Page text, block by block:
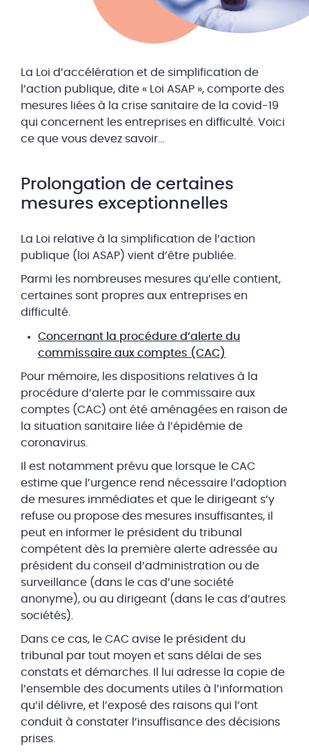
La Loi d’accélération et de simplification de
l’action publique, dite « Loi ASAP », comporte des
mesures liées à la crise sanitaire de la covid-19
qui concernent les entreprises en difficulté. Voici
ce que vous devez savoir…
Prolongation de certaines
mesures exceptionnelles
La Loi relative à la simplification de l’action
publique (loi ASAP) vient d’être publiée.
Parmi les nombreuses mesures qu’elle contient,
certaines sont propres aux entreprises en
difficulté.
Concernant la procédure d’alerte du
commissaire aux comptes (CAC)
Pour mémoire, les dispositions relatives à la
procédure d’alerte par le commissaire aux
comptes (CAC) ont été aménagées en raison de
la situation sanitaire liée à l’épidémie de
coronavirus.
Il est notamment prévu que lorsque le CAC
estime que l’urgence rend nécessaire l’adoption
de mesures immédiates et que le dirigeant s’y
refuse ou propose des mesures insuffisantes, il
peut en informer le président du tribunal
compétent dès la première alerte adressée au
président du conseil d’administration ou de
surveillance (dans le cas d’une société
anonyme), ou au dirigeant (dans le cas d’autres
sociétés).
Dans ce cas, le CAC avise le président du
tribunal par tout moyen et sans délai de ses
constats et démarches. Il lui adresse la copie de
l’ensemble des documents utiles à l’information
qu’il délivre, et l’exposé des raisons qui l’ont
conduit à constater l’insuffisance des décisions
prises.